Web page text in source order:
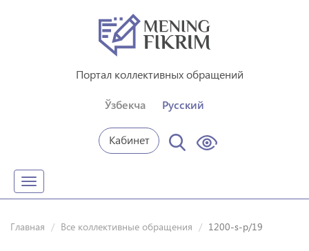
Портал коллективных обращений
Ўзбекча Русский
Кабинет
Toggle
navigation
Главная Все коллективные обращения 1200-s-p/19